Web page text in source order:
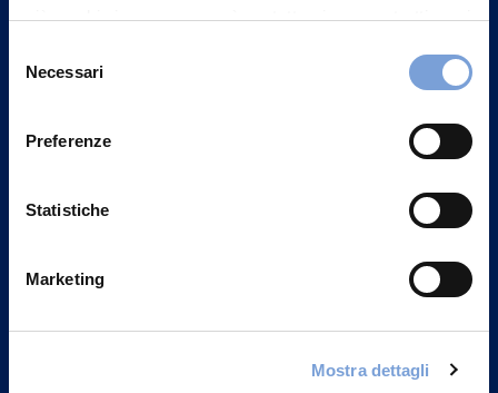
più su chi siamo, come può contattarci e come trattiamo i
può trovare nel footer del sito nella sezione "Informativa
delNecessari
Preferenze
Statistiche
Marketing
Mostra dettagli
Vittoria Assicurazioni S.p.A.
Part. IVA 01329510158